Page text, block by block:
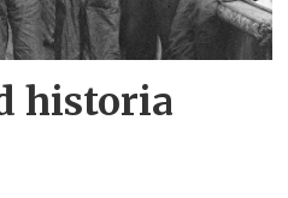
historia